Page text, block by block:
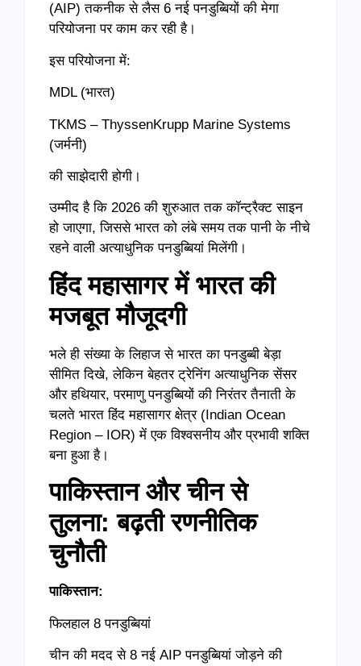
(AIP) तकनीक से लैस 6 नई पनडुब्बियों की मेगा
परियोजना पर काम कर रही है।
इस परियोजना में:
MDL (भारत)
TKMS – ThyssenKrupp Marine Systems
(जर्मनी)
की साझेदारी होगी।
उम्मीद है कि 2026 की शुरुआत तक कॉन्ट्रैक्ट साइन
हो जाएगा, जिससे भारत को लंबे समय तक पानी के नीचे
रहने वाली अत्याधुनिक पनडुब्बियां मिलेंगी।
हिंद महासागर में भारत की
मजबूत मौजूदगी
भले ही संख्या के लिहाज से भारत का पनडुब्बी बेड़ा
सीमित दिखे, लेकिन बेहतर ट्रेनिंग अत्याधुनिक सेंसर
और हथियार, परमाणु पनडुब्बियों की निरंतर तैनाती के
चलते भारत हिंद महासागर क्षेत्र (Indian Ocean
Region – IOR) में एक विश्वसनीय और प्रभावी शक्ति
बना हुआ है।
पाकिस्तान और चीन से
तुलना: बढ़ती रणनीतिक
चुनौती
पाकिस्तान:
फिलहाल 8 पनडुब्बियां
चीन की मदद से 8 नई AIP पनडुब्बियां जोड़ने की